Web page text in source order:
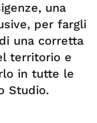
una
per fargli
una corretta
territorio e
in tutte le
Studio.